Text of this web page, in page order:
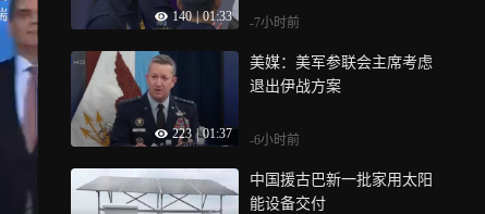
140 | 01:33 -7小时前
223 | 01:37
美媒：美军参联会主席考虑
退出伊战方案
-6小时前
中国援古巴新一批家用太阳
能设备交付